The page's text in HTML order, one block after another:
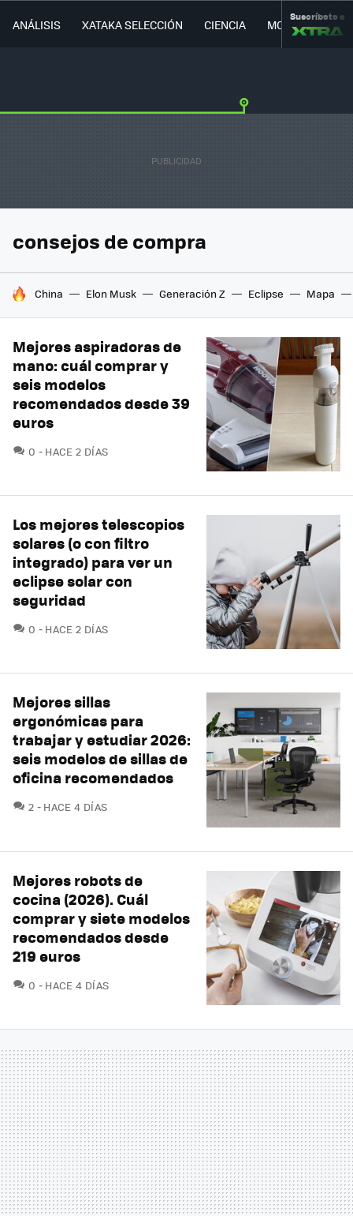
ANÁLISIS XATAKA SELECCIÓN CIENCIA MOVILIDAD
Suscríbete a
consejos de compra
HOY SE HABLA DE
China Elon Musk Generación Z Eclipse Mapa
Mejores aspiradoras de
mano: cuál comprar y
seis modelos
recomendados desde 39
euros
0 COMENTARIOS
HACE 2 DÍAS
Los mejores telescopios
solares (o con filtro
integrado) para ver un
eclipse solar con
seguridad
0 COMENTARIOS
HACE 2 DÍAS
Mejores sillas
ergonómicas para
trabajar y estudiar 2026:
seis modelos de sillas de
oficina recomendados
2 COMENTARIOS
HACE 4 DÍAS
Mejores robots de
cocina (2026). Cuál
comprar y siete modelos
recomendados desde
219 euros
0 COMENTARIOS
HACE 4 DÍAS